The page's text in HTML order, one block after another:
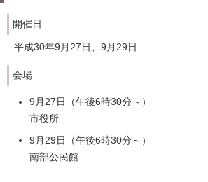
開催日
平成30年9月27日、9月29日
会場
9月27日（午後6時30分～）
市役所
9月29日（午後6時30分～）
南部公民館